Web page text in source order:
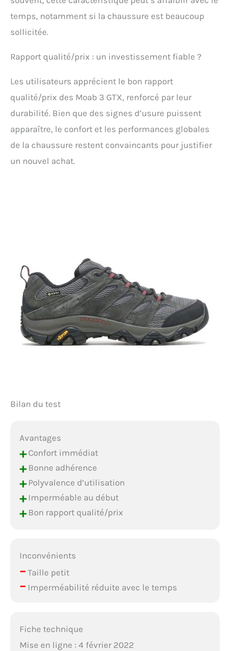
temps, notamment si la chaussure est beaucoup
sollicitée.
Rapport qualité/prix : un investissement fiable ?
Les utilisateurs apprécient le bon rapport
qualité/prix des Moab 3 GTX, renforcé par leur
durabilité. Bien que des signes d’usure puissent
apparaître, le confort et les performances globales
de la chaussure restent convaincants pour justifier
un nouvel achat.
Bilan du test
Avantages
+Confort immédiat
+Bonne adhérence
+Polyvalence d’utilisation
+Imperméable au début
+Bon rapport qualité/prix
Inconvénients
–Taille petit
–Imperméabilité réduite avec le temps
Fiche technique
Mise en ligne : 4 février 2022